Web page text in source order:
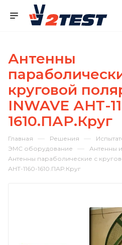
Антенны
круговой
INWAVE АНТ-
1610.ПАР.Круг
Главная — Решения —
ЭМС оборудование — Антенны
Антенны параболические с
АНТ-1160-1610.ПАР.Круг